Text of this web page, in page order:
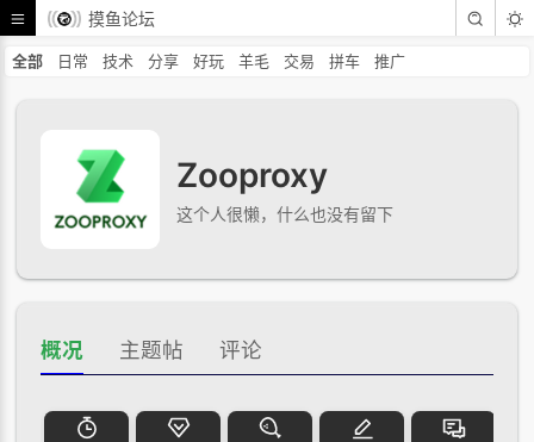
摸鱼论坛
全部 日常 技术 分享 好玩 羊毛 交易 拼车 推广
Zooproxy
这个人很懒，什么也没有留下
概况 主题帖 评论